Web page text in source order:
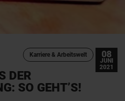
Karriere & Arbeitswelt
DER
SO GEHT’S!
08
JUNI
2021